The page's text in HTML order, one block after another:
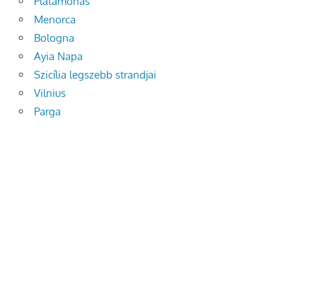
Menorca
Bologna
Ayia Napa
Szicília legszebb strandjai
Vilnius
Parga